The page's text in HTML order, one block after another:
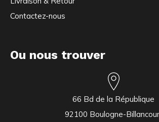
Contactez-nous
Ou nous trouver
66 Bd de la République
92100 Boulogne-